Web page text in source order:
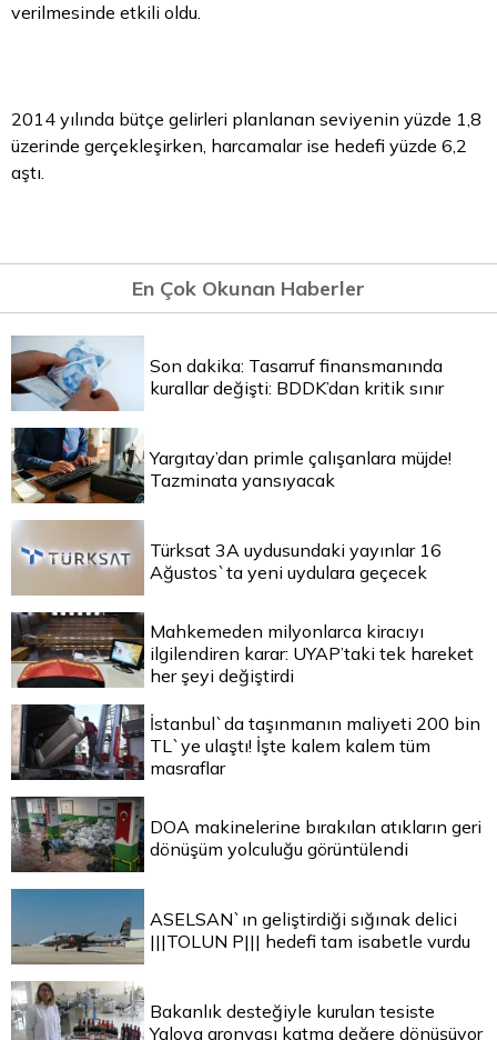
verilmesinde etkili oldu.
2014 yılında bütçe gelirleri planlanan seviyenin yüzde 1,8
üzerinde gerçekleşirken, harcamalar ise hedefi yüzde 6,2
aştı.
En Çok Okunan Haberler
Son dakika: Tasarruf finansmanında
kurallar değişti: BDDK’dan kritik sınır
Yargıtay’dan primle çalışanlara müjde!
Tazminata yansıyacak
Türksat 3A uydusundaki yayınlar 16
Ağustos`ta yeni uydulara geçecek
Mahkemeden milyonlarca kiracıyı
ilgilendiren karar: UYAP’taki tek hareket
her şeyi değiştirdi
İstanbul`da taşınmanın maliyeti 200 bin
TL`ye ulaştı! İşte kalem kalem tüm
masraflar
DOA makinelerine bırakılan atıkların geri
dönüşüm yolculuğu görüntülendi
ASELSAN`ın geliştirdiği sığınak delici
|||TOLUN P||| hedefi tam isabetle vurdu
Bakanlık desteğiyle kurulan tesiste
Yalova aronyası katma değere dönüşüyor